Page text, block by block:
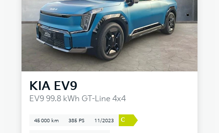
KIA EV9
EV9 99.8 kWh GT-Line 4x4
45 000 km 385 PS 11/2023 C